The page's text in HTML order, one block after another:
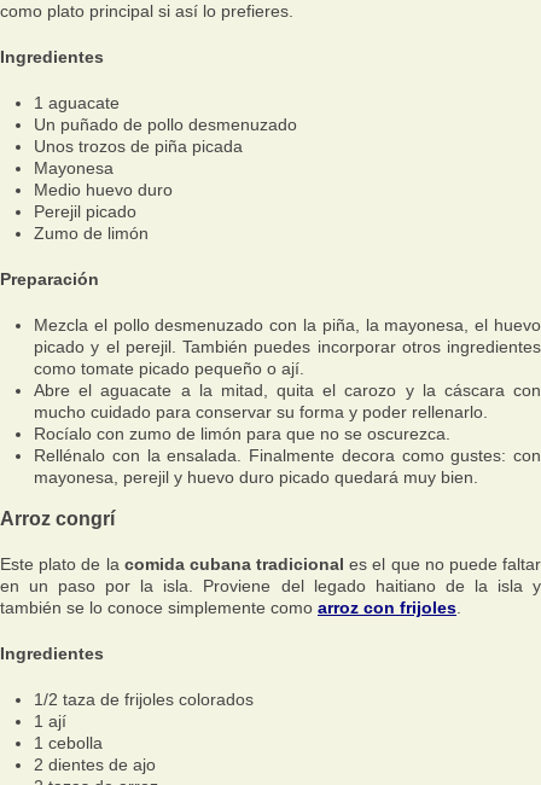
como plato principal si así lo prefieres.
Ingredientes
1 aguacate
Un puñado de pollo desmenuzado
Unos trozos de piña picada
Mayonesa
Medio huevo duro
Perejil picado
Zumo de limón
Preparación
Mezcla el pollo desmenuzado con la piña, la mayonesa, el huevo
picado y el perejil. También puedes incorporar otros ingredientes
como tomate picado pequeño o ají.
Abre el aguacate a la mitad, quita el carozo y la cáscara con
mucho cuidado para conservar su forma y poder rellenarlo.
Rocíalo con zumo de limón para que no se oscurezca.
Rellénalo con la ensalada. Finalmente decora como gustes: con
mayonesa, perejil y huevo duro picado quedará muy bien.
Arroz congrí
Este plato de la comida cubana tradicional es el que no puede faltar
en un paso por la isla. Proviene del legado haitiano de la isla y
también se lo conoce simplemente como arroz con frijoles.
Ingredientes
1/2 taza de frijoles colorados
1 ají
1 cebolla
2 dientes de ajo